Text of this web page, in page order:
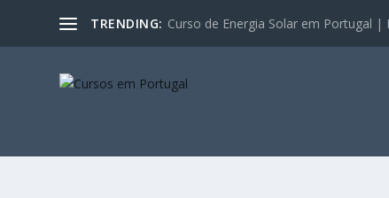
TRENDING: Curso de Energia Solar em Portugal |